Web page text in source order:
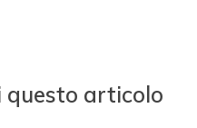
articolo